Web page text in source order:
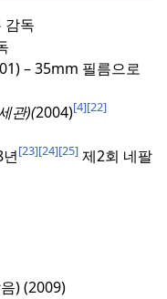
감독
– 35mm 필름으로
관)(2004)[4][22]
[23][24][25]제2회 네팔
) (2009)